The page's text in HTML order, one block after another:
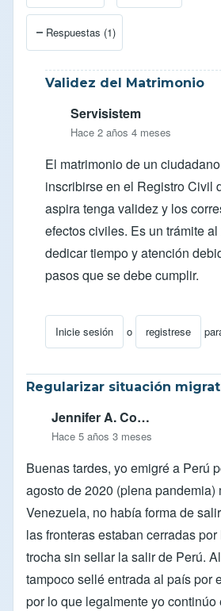
Respuestas (1)
Validez del Matrimonio
Servisistem
Hace 2 años 4 meses
El matrimonio de un
inscribirse en el Registro Civil
aspira tenga validez y los
efectos civiles. Es un trámite
dedicar tiempo y atención
pasos que se debe cumplir.
Inicie sesión o registrese
En respuesta a Matrimonio por
Regularizar situación
Jennifer A. Co…
Hace 5 años 3 meses
Buenas tardes, yo emigré a Perú
agosto de 2020 (plena pandemia)
Venezuela, no había forma de
las fronteras estaban cerradas
trocha sin sellar la salir de Perú.
tampoco sellé entrada al país por
por lo que legalmente yo continúo